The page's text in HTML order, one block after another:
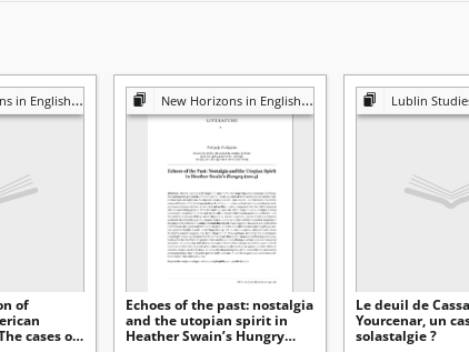
English Studies
of
cases of
New Horizons in English Studies
Echoes of the past: nostalgia
and the utopian spirit in
Heather Swain’s Hungry
Lublin Studies in Modern
Le deuil de
Yourcenar, un
solastalgie ?